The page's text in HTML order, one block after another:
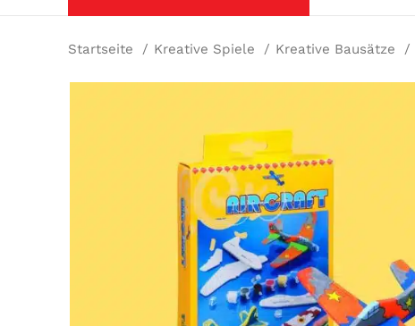
Startseite Kreative Spiele Kreative Bausätze